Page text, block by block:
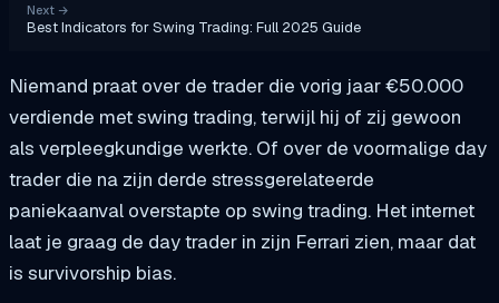
Next →
Best Indicators for Swing Trading: Full 2025 Guide
Niemand praat over de trader die vorig jaar €50.000
verdiende met swing trading, terwijl hij of zij gewoon
als verpleegkundige werkte. Of over de voormalige day
trader die na zijn derde stressgerelateerde
paniekaanval overstapte op swing trading. Het internet
laat je graag de day trader in zijn Ferrari zien, maar dat
is survivorship bias.